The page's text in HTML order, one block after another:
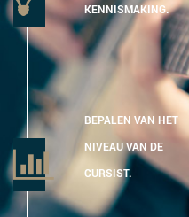
KENNISMAKING.
BEPALEN VAN HET
NIVEAU VAN DE
CURSIST.